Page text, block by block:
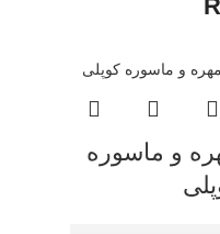
و ماسوره